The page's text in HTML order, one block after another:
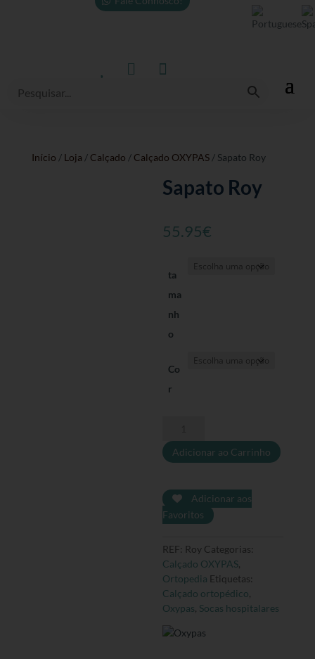
 
Início / Loja / Calçado / Calçado OXYPAS/ Sapato Roy
Sapato Roy
55.95€
ta
ma
nh
o
Co
r
Sapato
Adicionar ao Carrinho
Adicionar aos
Favoritos
REF: Roy Categorias:
Calçado OXYPAS,
Ortopedia Etiquetas:
Calçado ortopédico,
Oxypas, Socas hospitalares